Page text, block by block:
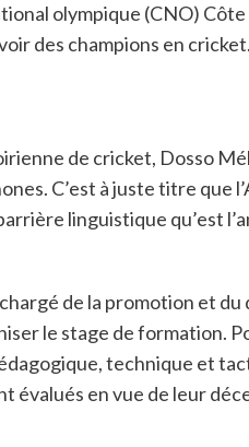
olympique (CNO)
des champions en
de cricket, Dosso
C’est à juste titre
linguistique qu’est
de la promotion et du
le stage de formation.
technique et
évalués en vue de leur